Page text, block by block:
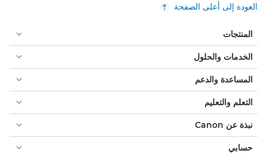
العودة إلى أعلى الصفحة
المنتجات
الخدمات والحلول
المساعدة والدعم
التعلم والتعليم
نبذة عن Canon
حسابي